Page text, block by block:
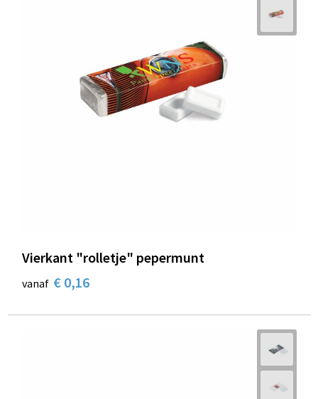
Vierkant "rolletje" pepermunt
vanaf € 0,16